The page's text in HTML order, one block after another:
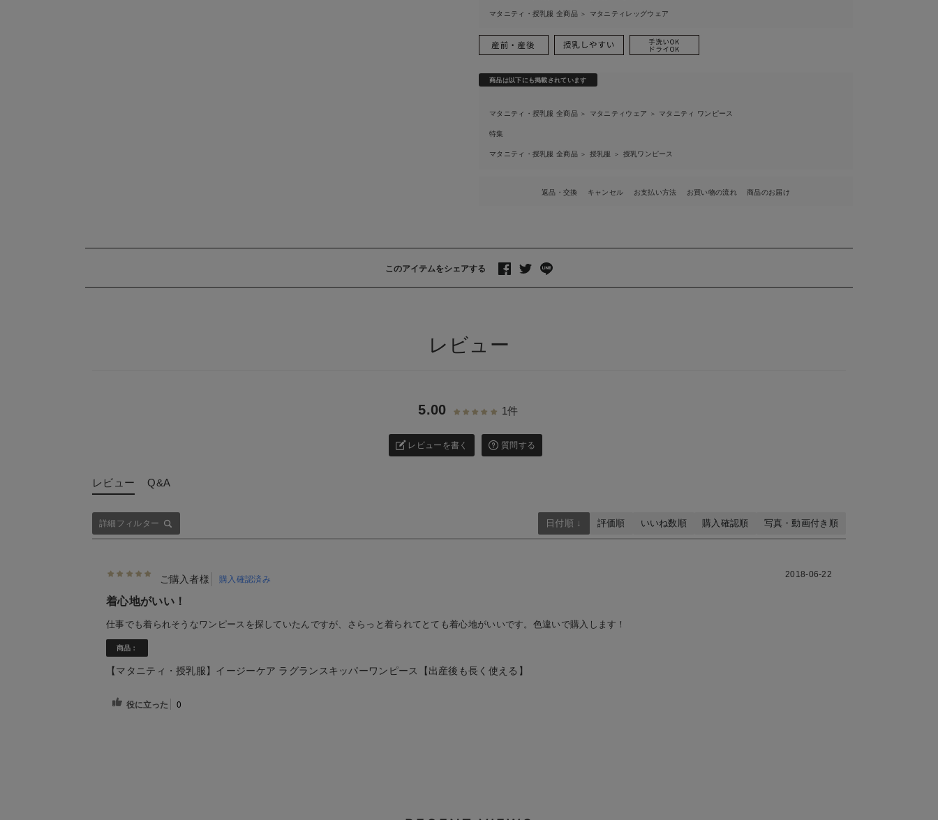
マタニティ・授乳服 全商品 ＞ マタニティレッグウェア
商品は以下にも掲載されています
マタニティ・授乳服 全商品 ＞ マタニティウェア ＞ マタニティ ワンピース
特集
マタニティ・授乳服 全商品 ＞ 授乳服 ＞ 授乳ワンピース
返品・交換 キャンセル お支払い方法 お買い物の流れ 商品のお届け
このアイテムをシェアする >
レビュー
5.00 1件
レビューを書く 質問する
レビュー Q&A
詳細フィルター 日付順 ↓ 評価順 いいね数順 購入確認順 写真・動画付き順
ご購入者様 購入確認済み 2018-06-22
着心地がいい！
仕事でも着られそうなワンピースを探していたんですが、さらっと着られてとても着心地がいいです。色違いで購入します！
商品：
【マタニティ・授乳服】イージーケア ラグランスキッパーワンピース【出産後も長く使える】
役に立った 0